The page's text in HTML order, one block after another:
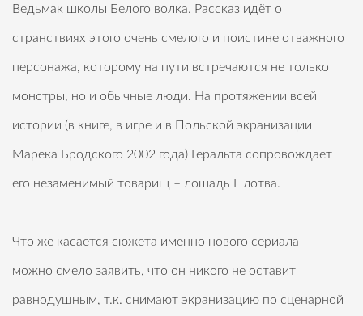
Ведьмак школы Белого волка. Рассказ идёт о
странствиях этого очень смелого и поистине отважного
персонажа, которому на пути встречаются не только
монстры, но и обычные люди. На протяжении всей
истории (в книге, в игре и в Польской экранизации
Марека Бродского 2002 года) Геральта сопровождает
его незаменимый товарищ – лошадь Плотва.
Что же касается сюжета именно нового сериала –
можно смело заявить, что он никого не оставит
равнодушным, т.к. снимают экранизацию по сценарной